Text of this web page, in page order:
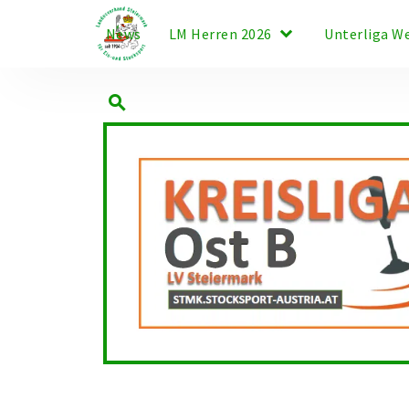
News LM Herren 2026 keyboard_arrow_down Unterliga
search